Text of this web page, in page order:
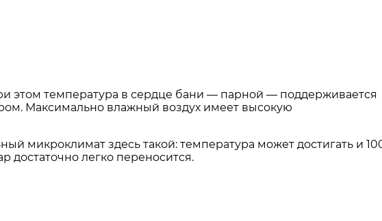
этом температура в сердце бани — парной — поддерживается
Максимально влажный воздух имеет высокую
микроклимат здесь такой: температура может достигать и
достаточно легко переносится.